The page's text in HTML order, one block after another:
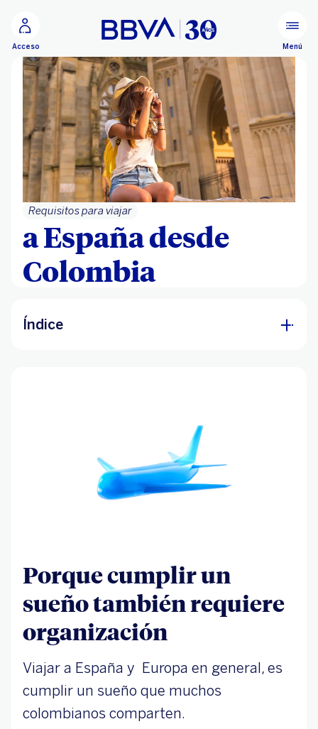
Acceso Menú
Requisitos para viajar
a España desde
Colombia
Índice
Porque cumplir un
sueño también requiere
organización
Viajar a España y Europa en general, es
cumplir un sueño que muchos
colombianos comparten.